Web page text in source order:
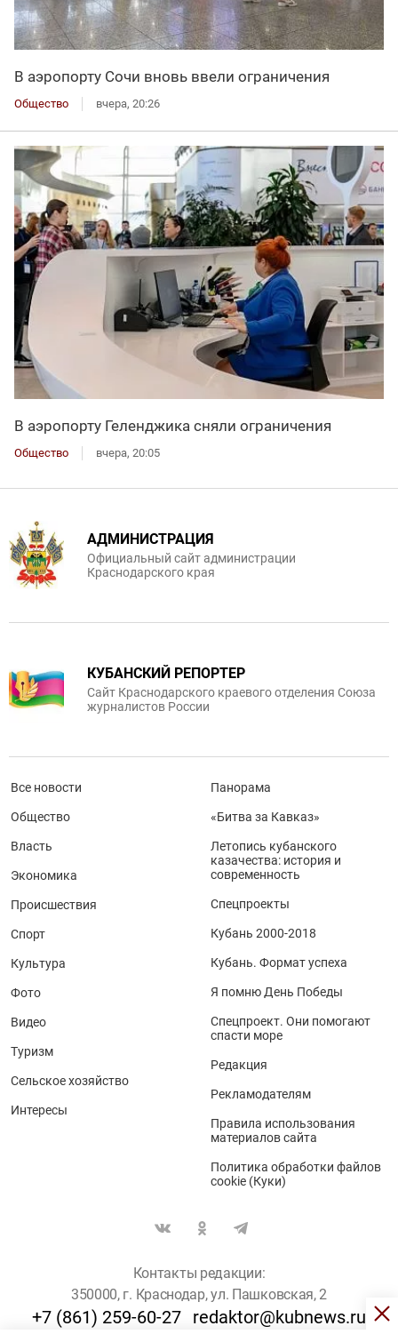
В аэропорту Сочи вновь ввели ограничения
Общество вчера, 20:26
В аэропорту Геленджика сняли ограничения
Общество вчера, 20:05
АДМИНИСТРАЦИЯ
Официальный сайт администрации
Краснодарского края
КУБАНСКИЙ РЕПОРТЕР
Сайт Краснодарского краевого отделения Союза
журналистов России
Все новости
Общество
Власть
Экономика
Происшествия
Спорт
Культура
Фото
Видео
Туризм
Сельское хозяйство
Интересы
Панорама
«Битва за Кавказ»
Летопись кубанского
казачества: история и
современность
Спецпроекты
Кубань 2000-2018
Кубань. Формат успеха
Я помню День Победы
Спецпроект. Они помогают
спасти море
Редакция
Рекламодателям
Правила использования
материалов сайта
Политика обработки файлов
cookie (Куки)
Контакты редакции:
350000, г. Краснодар, ул. Пашковская, 2
+7 (861) 259-60-27 redaktor@kubnews.ru